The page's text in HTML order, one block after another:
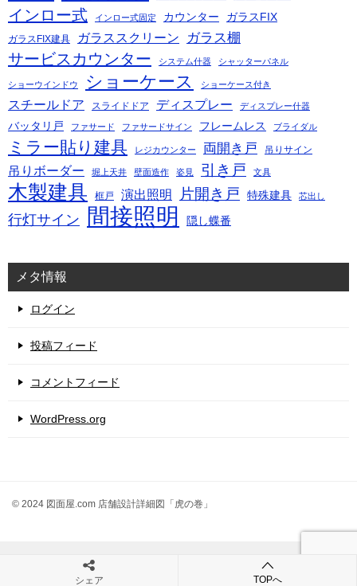
インロー式 インロー式固定 カウンター ガラスFIX
ガラスFIX建具 ガラススクリーン ガラス棚
サービスカウンター システム什器 シャッターパネル
ショーウインドウ ショーケース ショーケース付き
スチールドア スライドドア ディスプレー ディスプレー什器
バッタリ戸 ファサード ファサードサイン フレームレス ブライダル
ミラー貼り建具 レジカウンター 両開き戸 吊りサイン
吊りボーダー 堀上天井 壁面造作 姿見 引き戸 文具
木製建具 框戸 演出照明 片開き戸 特殊建具 芯出し
行灯サイン 間接照明 隠し蝶番
メタ情報
ログイン
投稿フィード
コメントフィード
WordPress.org
© 2024 図面屋.com 店舗設計詳細図「虎の巻」
シェア TOPへ